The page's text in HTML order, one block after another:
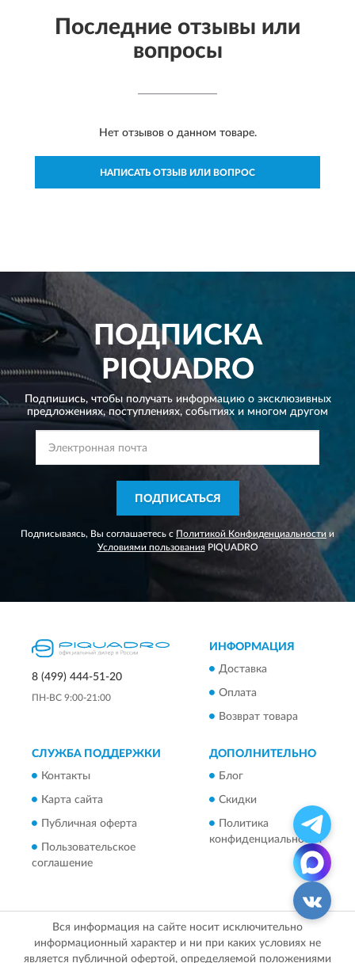
Последние отзывы или
вопросы
Нет отзывов о данном товаре.
НАПИСАТЬ ОТЗЫВ ИЛИ ВОПРОС
ПОДПИСКА
PIQUADRO
Подпишись, чтобы получать информацию о эксклюзивных
предложениях,поступлениях, событиях и многом другом
ПОДПИСАТЬСЯ
Подписываясь, Вы соглашаетесь с Политикой Конфиденциальности и
Условиями пользованияPIQUADRO
8 (499) 444-51-20
ПН-ВС 9:00-21:00
ИНФОРМАЦИЯ
Доставка
Оплата
Возврат товара
СЛУЖБА ПОДДЕРЖКИ
Контакты
Карта сайта
Публичная оферта
Пользовательское
соглашение
ДОПОЛНИТЕЛЬНО
Блог
Скидки
Политика
конфиденциальности
Вся информация на сайте носит исключительно
информационный характер и ни при каких условиях не
является публичной офертой, определяемой положениями